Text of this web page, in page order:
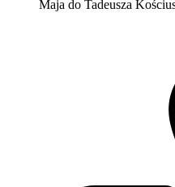
Maja do Tadeusza